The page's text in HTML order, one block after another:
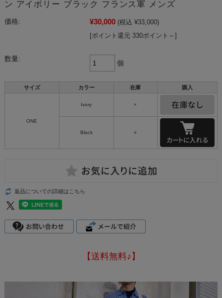
ン アイボリー ブラック フランス軍 メンズ
価格: ¥30,000 (税込 ¥33,000)
[ポイント還元 330ポイント～]
数量:
個
サイズ カラー 在庫 購入
ONE
Ivory ×
Black ○
返品についての詳細はこちら
【送料無料♪】